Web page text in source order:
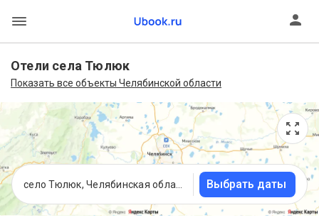
Отели села Тюлюк
Показать все объекты Челябинской области
Выбрать даты